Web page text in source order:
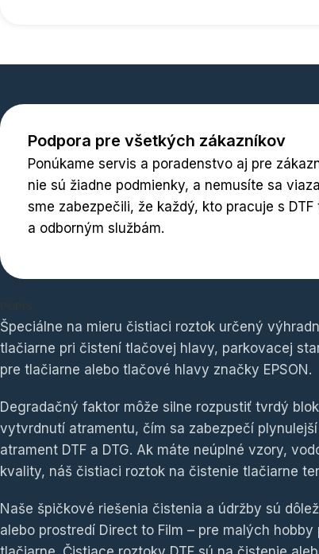
Podpora pre všetkých zákazníkov
Ponúkame servis a poradenstvo aj pre
nie sú žiadne podmienky, a nemusíte sa
sme zabezpečili, že každý, kto pracuje s
a odborným službám.
Špeciálne na mieru čistiaci roztok určený
tlačiarne pri čistení tlačovej hlavy, parkovacej
pre tlačiarne alebo tlačové hlavy značky EPSON.
Degradačný faktor môže silne rozpustiť tvrdý
vytvrdnutí atramentu, čím sa zabezpečí
atrament DTF a DTG. Ak máte neúplné vzory,
kvality, náš čistiaci roztok na čistenie tlačiarne
Naše špičkové riešenia čistenia a údržby sú
alebo prostredí Direct to Film – pre malých